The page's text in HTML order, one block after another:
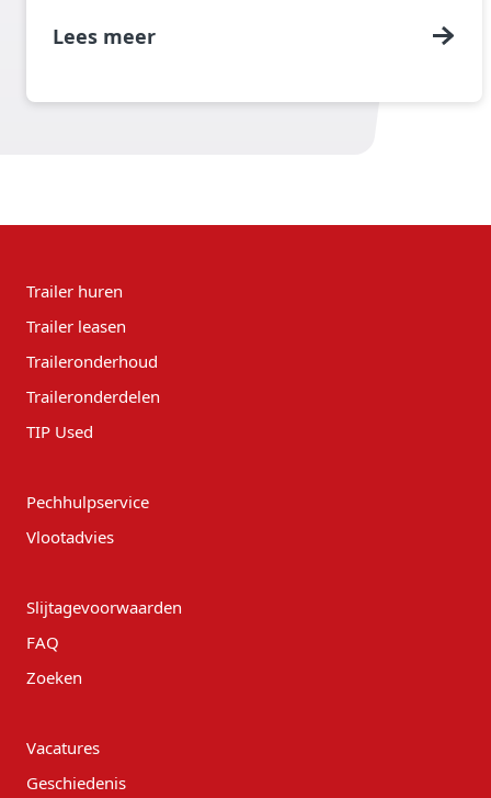
Lees meer
Trailer huren
Trailer leasen
Traileronderhoud
Traileronderdelen
TIP Used
Pechhulpservice
Vlootadvies
Slijtagevoorwaarden
FAQ
Zoeken
Vacatures
Geschiedenis